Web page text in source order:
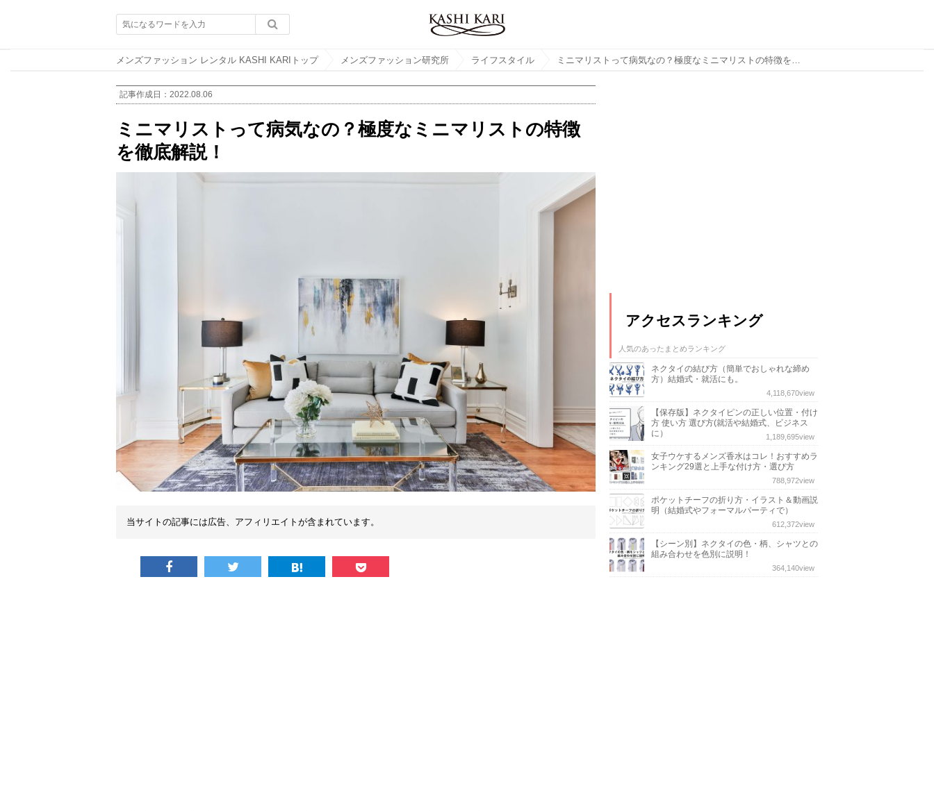
メンズファッション レンタル KASHI KARIトップ メンズファッション研究所 ライフスタイル ミニマリストって病気なの？極度なミニマリストの特徴を徹底解説！
記事作成日： 2022.08.06
ミニマリストって病気なの？極度なミニマリストの特徴
を徹底解説！
当サイトの記事には広告、アフィリエイトが含まれています。
アクセスランキング
人気のあったまとめランキング
ネクタイの結び方（簡単でおしゃれな締め
方）結婚式・就活にも。
4,118,670view
【保存版】ネクタイピンの正しい位置・付け
方 使い方 選び方(就活や結婚式、ビジネス
に）
1,189,695view
女子ウケするメンズ香水はコレ！おすすめラ
ンキング29選と上手な付け方・選び方
788,972view
ポケットチーフの折り方・イラスト＆動画説
明（結婚式やフォーマルパーティで）
612,372view
【シーン別】ネクタイの色・柄、シャツとの
組み合わせを色別に説明！
364,140view